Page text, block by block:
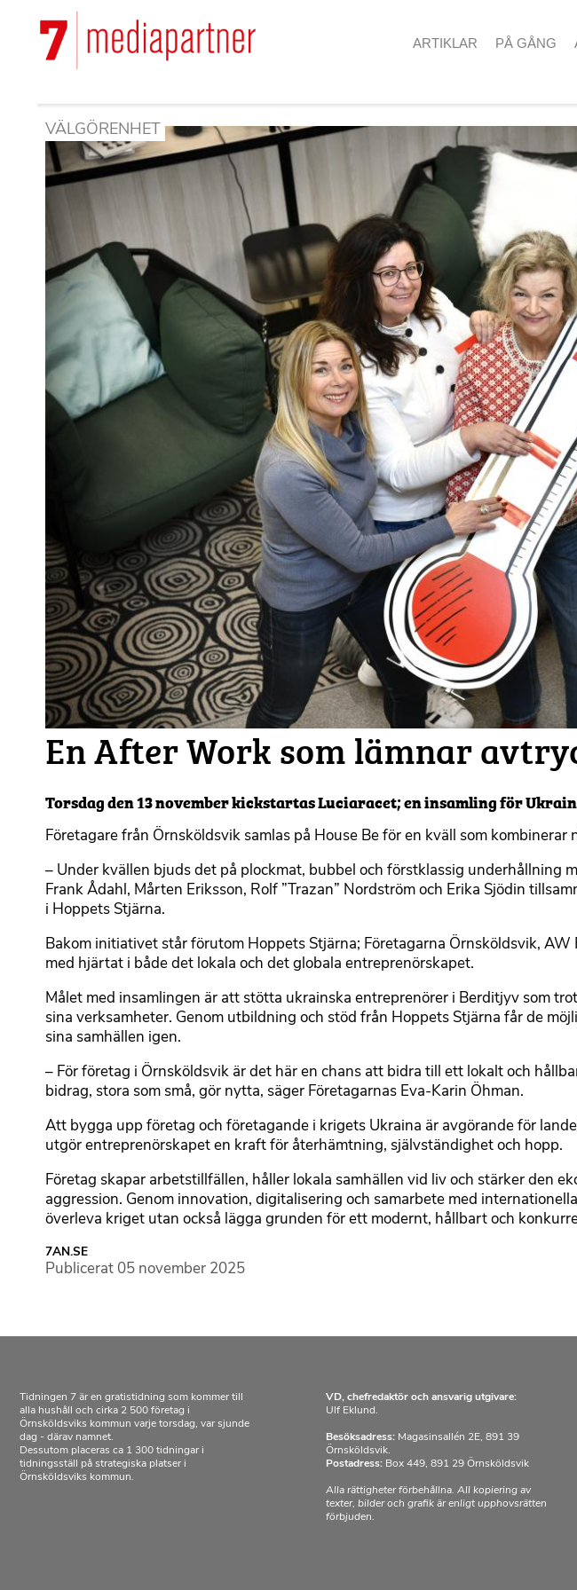
huvudinnehåll
ARTIKLAR PÅ GÅNG
VÄLGÖRENHET
En After Work som lämnar
Torsdag den 13 november kickstartas Luciaracet; en insamling för
Företagare från Örnsköldsvik samlas på House Be för en kväll som kombinerar
– Under kvällen bjuds det på plockmat, bubbel och förstklassig underhållning
Frank Ådahl, Mårten Eriksson, Rolf ”Trazan” Nordström och Erika Sjödin
i Hoppets Stjärna.
Bakom initiativet står förutom Hoppets Stjärna; Företagarna Örnsköldsvik, AW
med hjärtat i både det lokala och det globala entreprenörskapet.
Målet med insamlingen är att stötta ukrainska entreprenörer i Berditjyv som
sina verksamheter. Genom utbildning och stöd från Hoppets Stjärna får de
sina samhällen igen.
– För företag i Örnsköldsvik är det här en chans att bidra till ett lokalt och
bidrag, stora som små, gör nytta, säger Företagarnas Eva-Karin Öhman.
Att bygga upp företag och företagande i krigets Ukraina är avgörande för
utgör entreprenörskapet en kraft för återhämtning, självständighet och hopp.
Företag skapar arbetstillfällen, håller lokala samhällen vid liv och stärker den
aggression. Genom innovation, digitalisering och samarbete med
överleva kriget utan också lägga grunden för ett modernt, hållbart och
7AN.SE
Publicerat 05 november 2025
Tidningen 7 är en gratistidning som kommer till
alla hushåll och cirka 2 500 företag i
Örnsköldsviks kommun varje torsdag, var sjunde
dag - därav namnet.
Dessutom placeras ca 1 300 tidningar i
tidningsställ på strategiska platser i
Örnsköldsviks kommun.
VD, chefredaktör och ansvarig utgivare:
Ulf Eklund.
Besöksadress: Magasinsallén 2E, 891 39
Örnsköldsvik.
Postadress: Box 449, 891 29 Örnsköldsvik
Alla rättigheter förbehållna. All kopiering av
texter, bilder och grafik är enligt upphovsrätten
förbjuden.